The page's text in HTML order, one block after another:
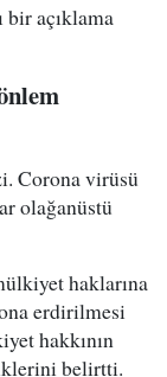
bir açıklama
Corona virüsü
olağanüstü
haklarına
erdirilmesi
hakkının
belirtti.